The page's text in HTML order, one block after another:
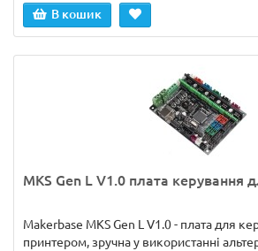
В кошик
MKS Gen L V1.0 плата керування
Makerbase MKS Gen L V1.0 - плата для
принтером, зручна у використанні